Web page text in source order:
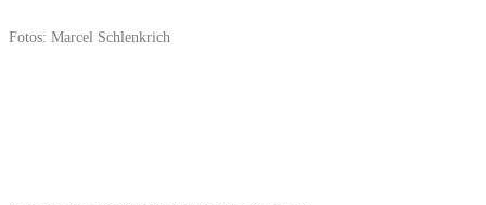
Fotos: Marcel Schlenkrich